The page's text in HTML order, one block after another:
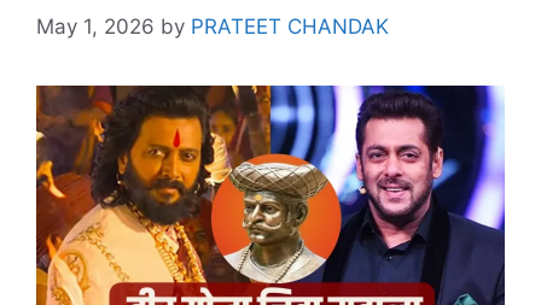
May 1, 2026 by PRATEET CHANDAK